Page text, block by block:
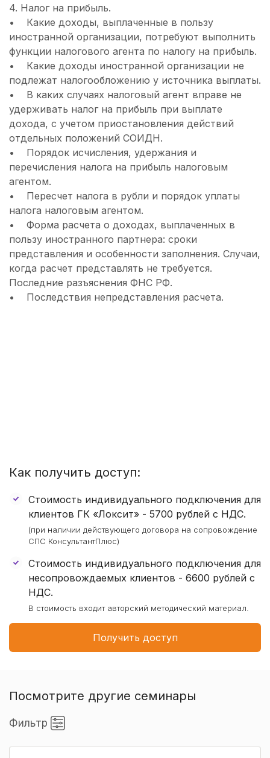
4. Налог на прибыль.
• Какие доходы, выплаченные в пользу
иностранной организации, потребуют выполнить
функции налогового агента по налогу на прибыль.
• Какие доходы иностранной организации не
подлежат налогообложению у источника выплаты.
• В каких случаях налоговый агент вправе не
удерживать налог на прибыль при выплате
дохода, с учетом приостановления действий
отдельных положений СОИДН.
• Порядок исчисления, удержания и
перечисления налога на прибыль налоговым
агентом.
• Пересчет налога в рубли и порядок уплаты
налога налоговым агентом.
• Форма расчета о доходах, выплаченных в
пользу иностранного партнера: сроки
представления и особенности заполнения. Случаи,
когда расчет представлять не требуется.
Последние разъяснения ФНС РФ.
• Последствия непредставления расчета.
Как получить доступ:
Стоимость индивидуального подключения для
клиентов ГК «Локсит» - 5700 рублей с НДС.
(при наличии действующего договора на сопровождение
СПС КонсультантПлюс)
Стоимость индивидуального подключения для
несопровождаемых клиентов - 6600 рублей с
НДС.
В стоимость входит авторский методический материал.
Получить доступ
Посмотрите другие семинары
Фильтр